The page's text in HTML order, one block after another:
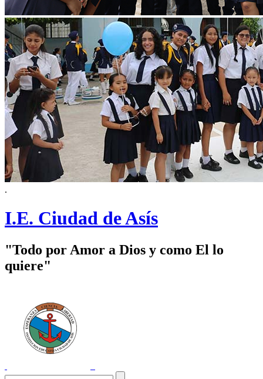
.
I.E. Ciudad de Asís
"Todo por Amor a Dios y como El lo
quiere"